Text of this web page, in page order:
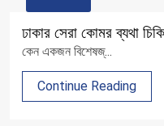
ঢাকার সেরা কোমর ব্যথা
কেন একজন বিশেষজ্...
Continue Reading